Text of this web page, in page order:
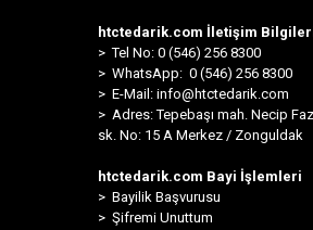
htctedarik.com İletişim
> Tel No: 0 (546) 256 8300
> WhatsApp: 0 (546) 256 8300
> E-Mail: info@htctedarik.com
> Adres: Tepebaşı mah. Necip
sk. No: 15 A Merkez / Zonguldak
htctedarik.com Bayi İşlemleri
> Bayilik Başvurusu
> Şifremi Unuttum